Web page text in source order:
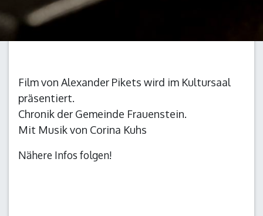
Film von Alexander Pikets wird im Kultursaal
präsentiert.
Chronik der Gemeinde Frauenstein.
Mit Musik von Corina Kuhs
Nähere Infos folgen!